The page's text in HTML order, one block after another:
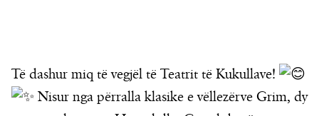
Të dashur miq të vegjël të Teatrit të Kukullave!
Nisur nga përralla klasike e vëllezërve Grim, dy